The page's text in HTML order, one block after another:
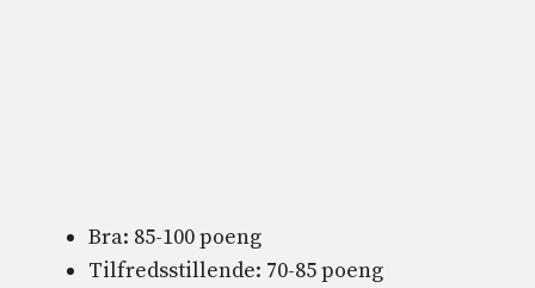
Bra: 85-100 poeng
Tilfredsstillende: 70-85 poeng